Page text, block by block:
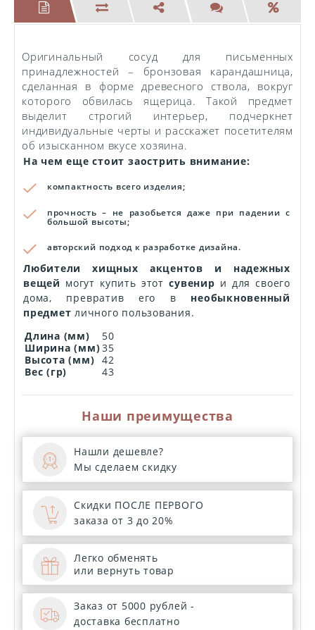
Оригинальный сосуд для письменных
принадлежностей – бронзовая карандашница,
сделанная в форме древесного ствола, вокруг
которого обвилась ящерица. Такой предмет
выделит строгий интерьер, подчеркнет
индивидуальные черты и расскажет посетителям
об изысканном вкусе хозяина.
На чем еще стоит заострить внимание:
компактность всего изделия;
прочность – не разобьется даже при падении с
большой высоты;
авторский подход к разработке дизайна.
Любители хищных акцентов и надежных
вещей могут купить этотсувенир и для своего
дома, превратив его в необыкновенный
предмет личного пользования.
Длина (мм)
50
Ширина (мм)35
Высота (мм)
42
Вес (гр)
43
Наши преимущества
Нашли дешевле?
Мы сделаем скидку
Скидки ПОСЛЕ ПЕРВОГО
заказа от 3 до 20%
Легко обменять
или вернуть товар
Заказ от 5000 рублей -
доставка бесплатно